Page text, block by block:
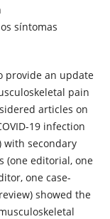
síntomas
provide an update
pain
articles on
19 infection
with secondary
(one editorial, one
one case-
showed the